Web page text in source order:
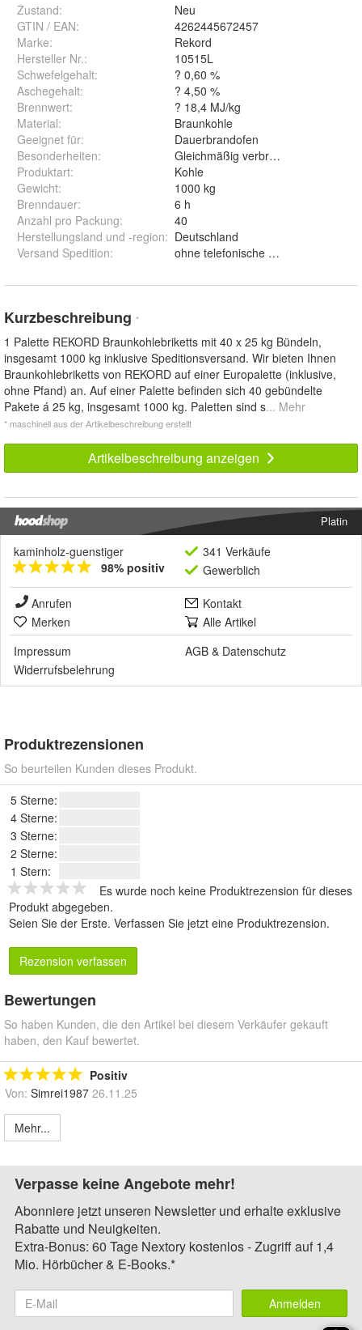
Zustand:
Neu
GTIN / EAN:
4262445672457
Marke:
Rekord
Hersteller Nr.:
10515L
Schwefelgehalt:
? 0,60 %
Aschegehalt:
? 4,50 %
Brennwert:
? 18,4 MJ/kg
Material:
Braunkohle
Geeignet für:
Dauerbrandofen
Besonderheiten:
Gleichmäßig verbrennend
Produktart:
Kohle
Gewicht:
1000 kg
Brenndauer:
6 h
Anzahl pro Packung:
40
Herstellungsland und -region: Deutschland
Versand Spedition:
Kurzbeschreibung *
1 Palette REKORD Braunkohlebriketts mit 40 x 25 kg Bündeln,
insgesamt 1000 kg inklusive Speditionsversand. Wir bieten Ihnen
Braunkohlebriketts von REKORD auf einer Europalette (inklusive,
ohne Pfand) an. Auf einer Palette befinden sich 40 gebündelte
Pakete á 25 kg, insgesamt 1000 kg. Paletten sind s... Mehr
* maschinell aus der Artikelbeschreibung erstellt
Artikelbeschreibung anzeigen
Platin
kaminholz-guenstiger
98% positiv
341 Verkäufe
Gewerblich
Anrufen
Kontakt
Merken
Alle Artikel
Impressum
AGB & Datenschutz
Widerrufsbelehrung
Produktrezensionen
So beurteilen Kunden dieses Produkt.
5 Sterne:
4 Sterne:
3 Sterne:
2 Sterne:
1 Stern:
Es wurde noch keine Produktrezension für dieses
Produkt abgegeben.
Seien Sie der Erste. Verfassen Sie jetzt eine Produktrezension.
Rezension verfassen
Bewertungen
So haben Kunden, die den Artikel bei diesem Verkäufer gekauft
haben, den Kauf bewertet.
Positiv
Von: Simrei1987 26.11.25
Mehr...
Verpasse keine Angebote mehr!
Abonniere jetzt unseren Newsletter und erhalte exklusive
Rabatte und Neuigkeiten.
Extra-Bonus: 60 Tage Nextory kostenlos - Zugriff auf 1,4
Mio. Hörbücher & E-Books.*
Anmelden